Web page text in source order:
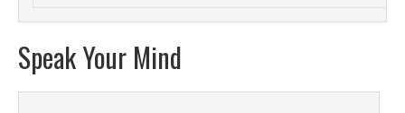
Speak Your Mind